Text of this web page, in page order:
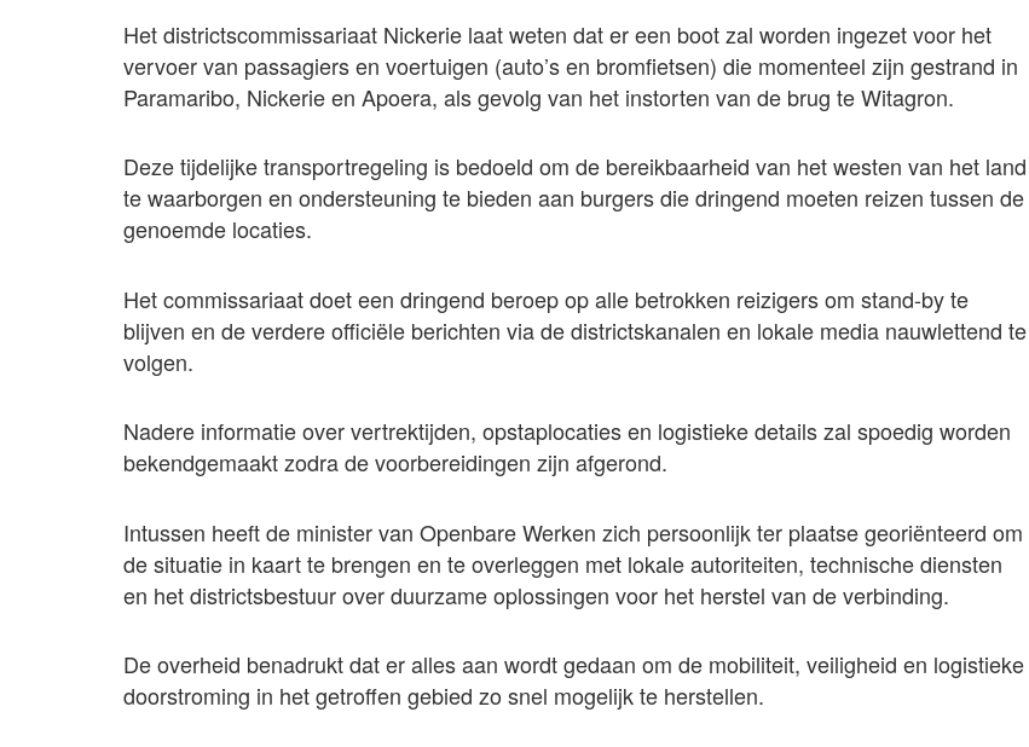
Het districtscommissariaat Nickerie laat weten dat er een boot zal worden ingezet voor het
vervoer van passagiers en voertuigen (auto’s en bromfietsen) die momenteel zijn gestrand in
Paramaribo, Nickerie en Apoera, als gevolg van het instorten van de brug te Witagron.
Deze tijdelijke transportregeling is bedoeld om de bereikbaarheid van het westen van het land
te waarborgen en ondersteuning te bieden aan burgers die dringend moeten reizen tussen de
genoemde locaties.
Het commissariaat doet een dringend beroep op alle betrokken reizigers om stand-by te
blijven en de verdere officiële berichten via de districtskanalen en lokale media nauwlettend te
volgen.
Nadere informatie over vertrektijden, opstaplocaties en logistieke details zal spoedig worden
bekendgemaakt zodra de voorbereidingen zijn afgerond.
Intussen heeft de minister van Openbare Werken zich persoonlijk ter plaatse georiënteerd om
de situatie in kaart te brengen en te overleggen met lokale autoriteiten, technische diensten
en het districtsbestuur over duurzame oplossingen voor het herstel van de verbinding.
De overheid benadrukt dat er alles aan wordt gedaan om de mobiliteit, veiligheid en logistieke
doorstroming in het getroffen gebied zo snel mogelijk te herstellen.